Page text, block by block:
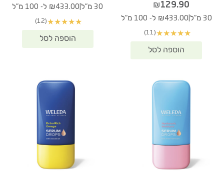
₪129.90
30 מ"ל ₪433.00 ל- 100 מ"ל
★
★
★
★
★
(11)
30 מ"ל ₪433.00 ל- 100 מ"ל
★
★
★
★
★
(12)